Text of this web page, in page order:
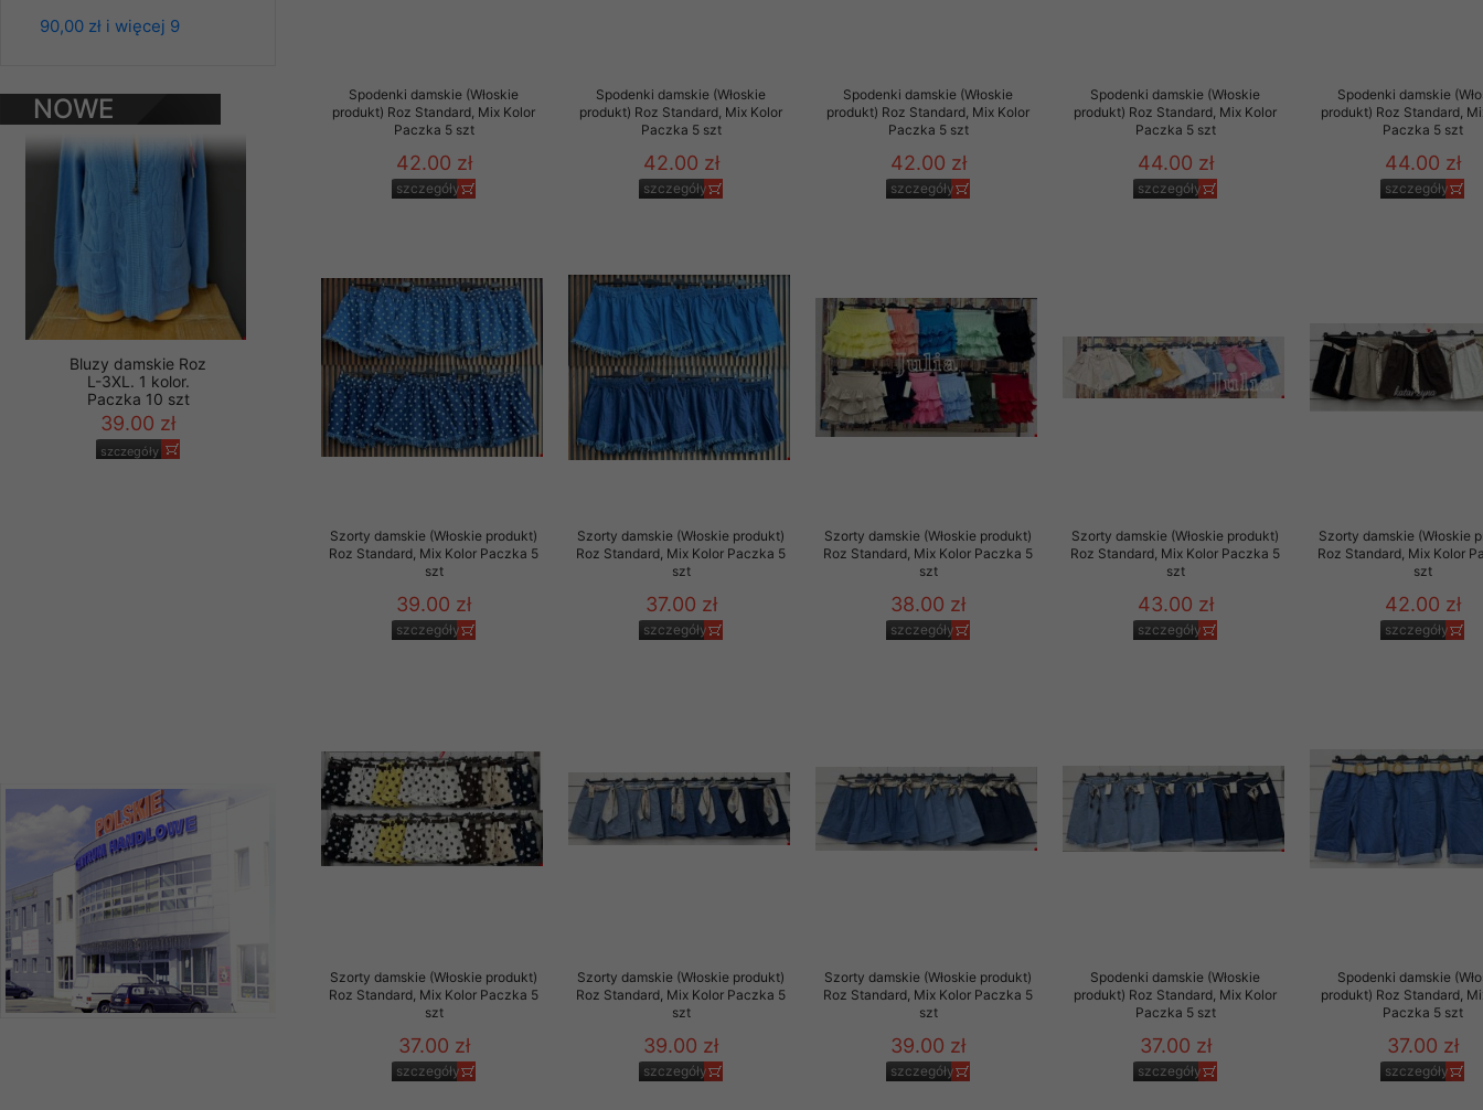
90,00 zł i więcej 9
NOWE
PRODUKTY
L-3XL. 1 kolor.
Paczka 10 szt
Bluzy damskie Roz
L-3XL. 1 kolor.
Spodenki damskie (Włoskie
produkt) Roz Standard, Mix Kolor
Paczka 5 szt
42.00 zł
szczegóły
Spodenki damskie (Włoskie
produkt) Roz Standard, Mix Kolor
Paczka 5 szt
42.00 zł
szczegóły
Spodenki damskie (Włoskie
produkt) Roz Standard, Mix Kolor
Paczka 5 szt
42.00 zł
szczegóły
Spodenki damskie (Włoskie
produkt) Roz Standard, Mix Kolor
Paczka 5 szt
44.00 zł
szczegóły
Spodenki damskie
produkt) Roz Standard,
Paczka 5 szt
44.00 zł
szczegóły
Szorty damskie (Włoskie produkt)
Roz Standard, Mix Kolor Paczka 5
szt
39.00 zł
szczegóły
Szorty damskie (Włoskie produkt)
Roz Standard, Mix Kolor Paczka 5
szt
37.00 zł
szczegóły
Szorty damskie (Włoskie produkt)
Roz Standard, Mix Kolor Paczka 5
szt
38.00 zł
szczegóły
Szorty damskie (Włoskie produkt)
Roz Standard, Mix Kolor Paczka 5
szt
43.00 zł
szczegóły
Szorty damskie (Włoskie
Roz Standard, Mix Kolor
szt
42.00 zł
szczegóły
Szorty damskie (Włoskie produkt)
Roz Standard, Mix Kolor Paczka 5
szt
37.00 zł
szczegóły
Szorty damskie (Włoskie produkt)
Roz Standard, Mix Kolor Paczka 5
szt
39.00 zł
szczegóły
Szorty damskie (Włoskie produkt)
Roz Standard, Mix Kolor Paczka 5
szt
39.00 zł
szczegóły
Spodenki damskie (Włoskie
produkt) Roz Standard, Mix Kolor
Paczka 5 szt
37.00 zł
szczegóły
Spodenki damskie
produkt) Roz Standard,
Paczka 5 szt
37.00 zł
szczegóły
naszym Sklepie. Materiały te dotyczą wyłącznie oferty naszego Sklepu.
Wszelkie pytania, wnioski i sugestie odnoszące się do ochrony Państwa prywatności, w szczególności danych
osobowych prosimy zgłaszać na email